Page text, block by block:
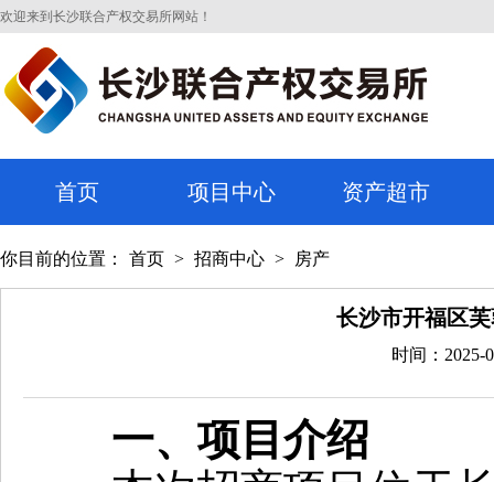
欢迎来到长沙联合产权交易所网站！
首页 项目中心 资产超市
你目前的位置： 首页 > 招商中心 > 房产
长沙市开福区
时间：
一、项目介绍